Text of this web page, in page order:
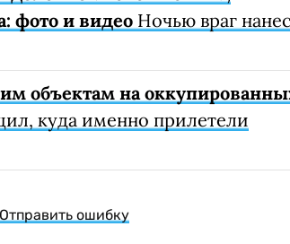
фото и видео Ночью враг
объектам на
куда именно прилетели
Отправить ошибку